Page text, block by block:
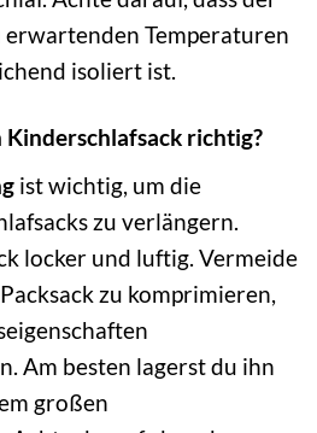
erwartenden Temperaturen
isoliert ist.
richtig?
ist wichtig, um die
zu verlängern.
locker und luftig. Vermeide
zu komprimieren,
Am besten lagerst du ihn
großen